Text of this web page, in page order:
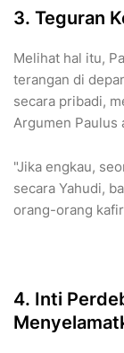
​3. Teguran
​Melihat hal itu,
terangan di
secara pribadi,
Argumen Paulus
​"Jika engkau,
secara Yahudi,
orang-orang
​4. Inti